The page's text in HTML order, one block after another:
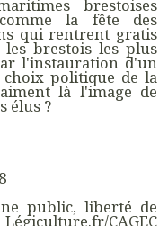
brestoises
la fête des
qui rentrent gratis
les brestois les plus
l'instauration d'un
choix politique de la
là l'image de
élus ?
public, liberté de
Légiculture.fr/CAGEC